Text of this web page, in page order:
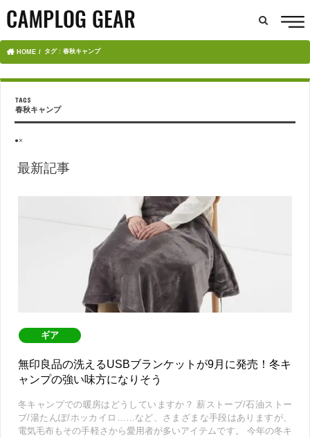
HOME タグ : 春秋キャンプ
春秋キャンプ
●×
最新記事
ギア
無印良品の洗えるUSBブランケットが9月に発売！冬キ
ャンプの強い味方になりそう
冬キャンプでの暖房はどうしていますか？ 薪ストーブ/石油ストー
ブ/湯たんぽ/ホッカイロ……など、さまざまな手段はありますが、
電気毛布もその手軽さから愛用者が多いアイテムです。 今年の冬キ